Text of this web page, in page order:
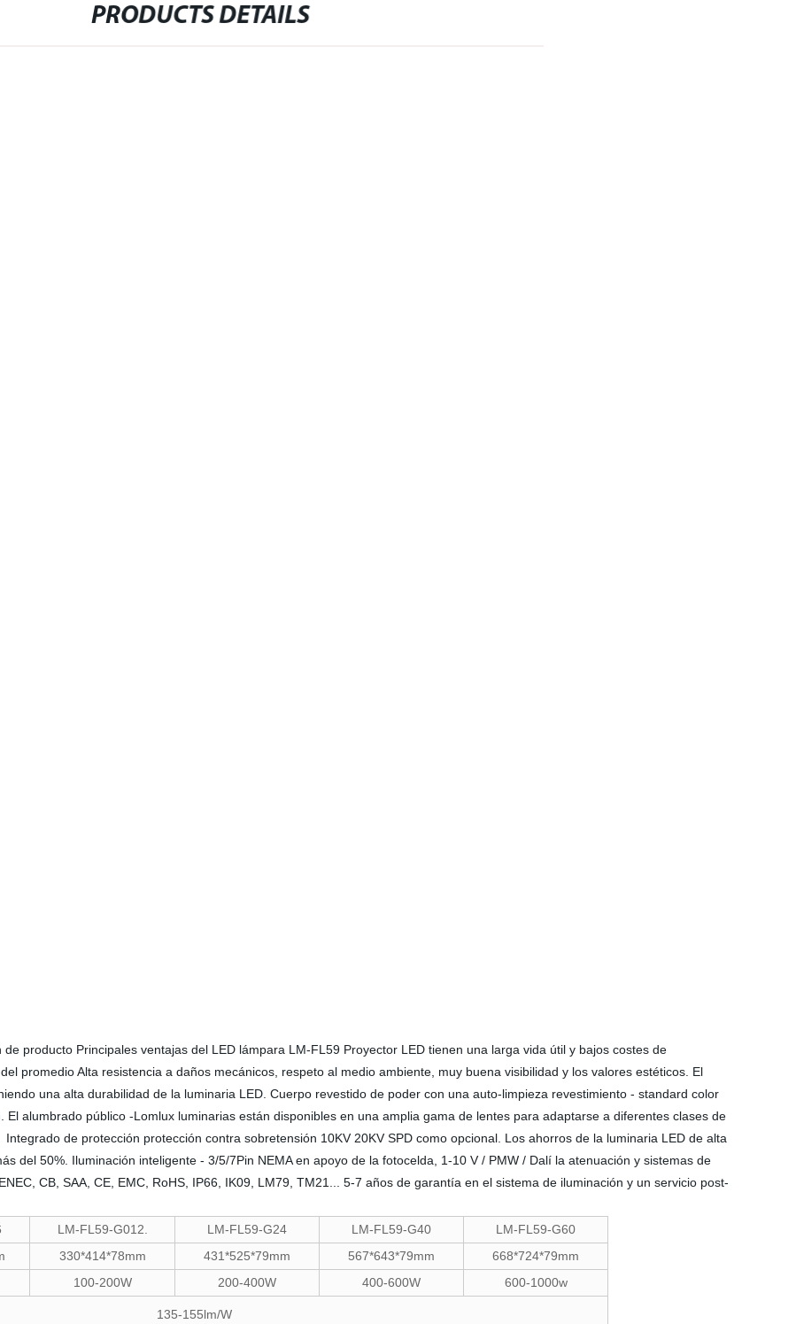
PRODUCTS DETAILS
producto Principales ventajas del LED lámpara LM-FL59 Proyector LED tienen una larga vida útil y bajos costes de
promedio Alta resistencia a daños mecánicos, respeto al medio ambiente, muy buena visibilidad y los valores estéticos. El
una alta durabilidad de la luminaria LED. Cuerpo revestido de poder con una auto-limpieza revestimiento - standard color
alumbrado público -Lomlux luminarias están disponibles en una amplia gama de lentes para adaptarse a diferentes clases de
de protección protección contra sobretensión 10KV 20KV SPD como opcional. Los ahorros de la luminaria LED de alta
del 50%. Iluminación inteligente - 3/5/7Pin NEMA en apoyo de la fotocelda, 1-10 V / PMW / Dalí la atenuación y sistemas de
CB, SAA, CE, EMC, RoHS, IP66, IK09, LM79, TM21... 5-7 años de garantía en el sistema de iluminación y un servicio post-
LM-FL59-G012. LM-FL59-G24 LM-FL59-G40
LM-FL59-G60
330*414*78mm 431*525*79mm 567*643*79mm
668*724*79mm
100-200W 200-400W 400-600W
600-1000w
135-155lm/W